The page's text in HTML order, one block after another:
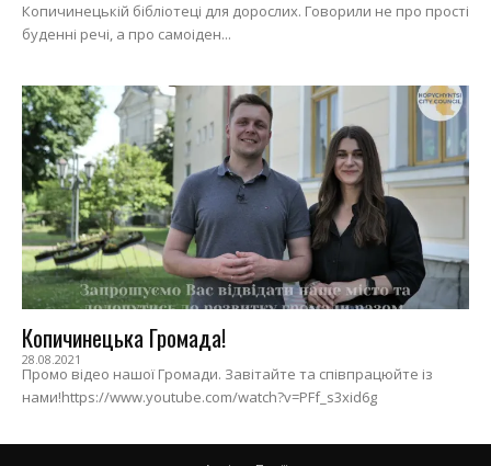
Копичинецькій бібліотеці для дорослих. Говорили не про прості
буденні речі, а про самоіден...
Копичинецька Громада!
28.08.2021
Промо відео нашої Громади. Завітайте та співпрацюйте із
нами!https://www.youtube.com/watch?v=PFf_s3xid6g